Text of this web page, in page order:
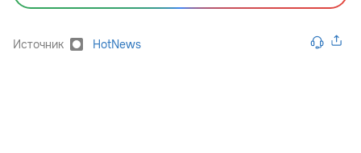
Источник HotNews